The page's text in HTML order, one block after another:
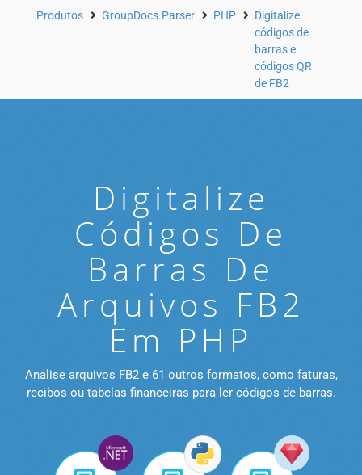
Produtos GroupDocs.Parser PHP
Digitalize
códigos de
barras e
códigos QR
de FB2
Digitalize
Códigos De
Barras De
Arquivos FB2
Em PHP
Analise arquivos FB2 e 61 outros formatos, como faturas,
recibos ou tabelas financeiras para ler códigos de barras.